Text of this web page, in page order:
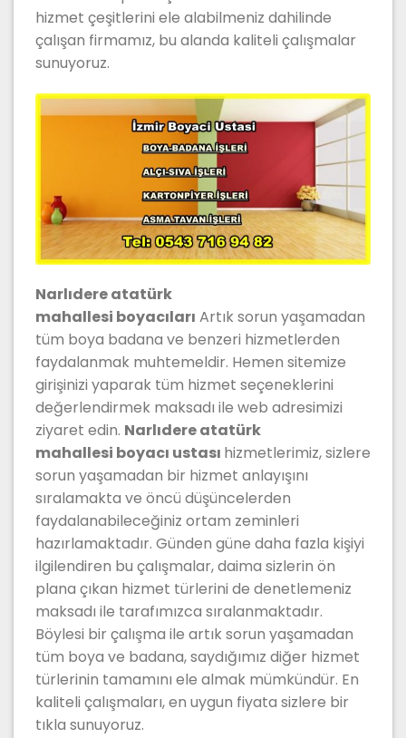
hizmet çeşitlerini ele alabilmeniz dahilinde
çalışan firmamız, bu alanda kaliteli çalışmalar
sunuyoruz.
Narlıdere atatürk
mahallesi boyacıları Artık sorun yaşamadan
tüm boya badana ve benzeri hizmetlerden
faydalanmak muhtemeldir. Hemen sitemize
girişinizi yaparak tüm hizmet seçeneklerini
değerlendirmek maksadı ile web adresimizi
ziyaret edin. Narlıdere atatürk
mahallesi boyacı ustası hizmetlerimiz, sizlere
sorun yaşamadan bir hizmet anlayışını
sıralamakta ve öncü düşüncelerden
faydalanabileceğiniz ortam zeminleri
hazırlamaktadır. Günden güne daha fazla kişiyi
ilgilendiren bu çalışmalar, daima sizlerin ön
plana çıkan hizmet türlerini de denetlemeniz
maksadı ile tarafımızca sıralanmaktadır.
Böylesi bir çalışma ile artık sorun yaşamadan
tüm boya ve badana, saydığımız diğer hizmet
türlerinin tamamını ele almak mümkündür. En
kaliteli çalışmaları, en uygun fiyata sizlere bir
tıkla sunuyoruz.